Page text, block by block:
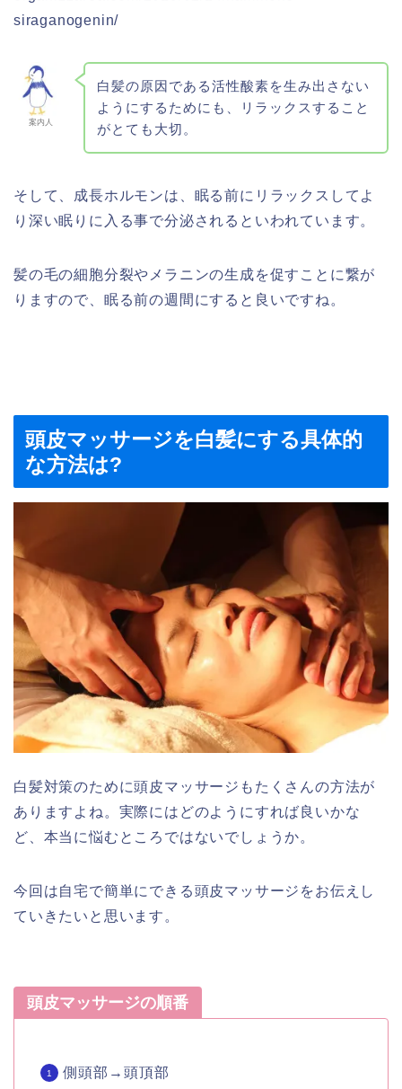
siraganogenin/
案内人
白髪の原因である活性酸素を生み出さない
ようにするためにも、リラックスすること
がとても大切。
そして、成長ホルモンは、眠る前にリラックスしてよ
り深い眠りに入る事で分泌されるといわれています。
髪の毛の細胞分裂やメラニンの生成を促すことに繋が
りますので、眠る前の週間にすると良いですね。
頭皮マッサージを白髪にする具体的
な方法は?
白髪対策のために頭皮マッサージもたくさんの方法が
ありますよね。実際にはどのようにすれば良いかな
ど、本当に悩むところではないでしょうか。
今回は自宅で簡単にできる頭皮マッサージをお伝えし
ていきたいと思います。
頭皮マッサージの順番
側頭部→頭頂部